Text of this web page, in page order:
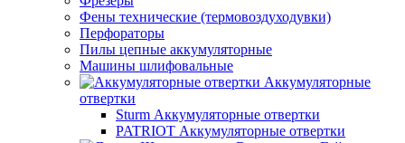
Фены технические (термовоздуходувки)
Перфораторы
Пилы цепные аккумуляторные
Машины шлифовальные
Аккумуляторные
отвертки
Sturm Аккумуляторные отвертки
PATRIOT Аккумуляторные отвертки